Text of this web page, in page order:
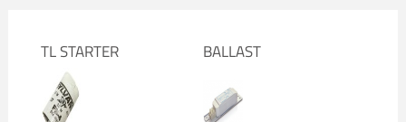
TL STARTER BALLAST